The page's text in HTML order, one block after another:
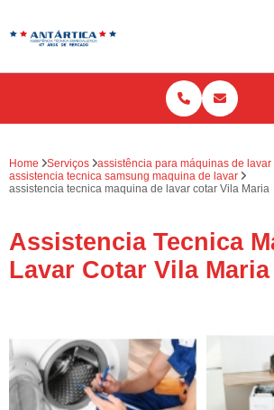
Home Serviços
assistência para máquinas de lavar
assistencia tecnica samsung maquina de lavar
assistencia tecnica maquina de lavar cotar Vila Maria
Assistencia Tecnica
Lavar Cotar Vila Maria